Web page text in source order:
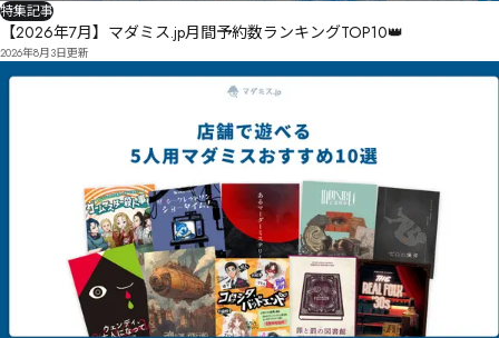
特集記事
【2026年7月】マダミス.jp月間予約数ランキングTOP10👑
2026年8月3日更新